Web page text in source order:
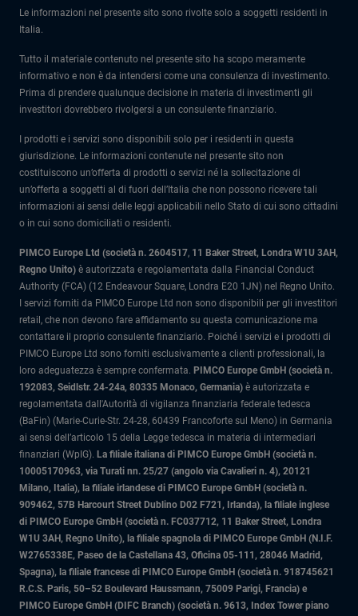
Le informazioni nel presente sito sono rivolte solo a soggetti residenti in
Italia.
Tutto il materiale contenuto nel presente sito ha scopo meramente
informativo e non è da intendersi come una consulenza di investimento.
Prima di prendere qualunque decisione in materia di investimenti gli
investitori dovrebbero rivolgersi a un consulente finanziario.
I prodotti e i servizi sono disponibili solo per i residenti in questa
giurisdizione. Le informazioni contenute nel presente sito non
costituiscono un’offerta di prodotti o servizi né la sollecitazione di
un’offerta a soggetti al di fuori dell’Italia che non possono ricevere tali
informazioni ai sensi delle leggi applicabili nello Stato di cui sono cittadini
o in cui sono domiciliati o residenti.
PIMCO Europe Ltd (società n. 2604517, 11 Baker Street, Londra W1U 3AH,
Regno Unito) è autorizzata e regolamentata dalla Financial Conduct
Authority (FCA) (12 Endeavour Square, Londra E20 1JN) nel Regno Unito.
I servizi forniti da PIMCO Europe Ltd non sono disponibili per gli investitori
retail, che non devono fare affidamento su questa comunicazione ma
contattare il proprio consulente finanziario. Poiché i servizi e i prodotti di
PIMCO Europe Ltd sono forniti esclusivamente a clienti professionali, la
loro adeguatezza è sempre confermata. PIMCO Europe GmbH (società n.
192083, Seidlstr. 24-24a, 80335 Monaco, Germania) è autorizzata e
regolamentata dall'Autorità di vigilanza finanziaria federale tedesca
(BaFin) (Marie-Curie-Str. 24-28, 60439 Francoforte sul Meno) in Germania
ai sensi dell’articolo 15 della Legge tedesca in materia di intermediari
finanziari (WpIG). La filiale italiana di PIMCO Europe GmbH (società n.
10005170963, via Turati nn. 25/27 (angolo via Cavalieri n. 4), 20121
Milano, Italia), la filiale irlandese di PIMCO Europe GmbH (società n.
909462, 57B Harcourt Street Dublino D02 F721, Irlanda), la filiale inglese
di PIMCO Europe GmbH (società n. FC037712, 11 Baker Street, Londra
W1U 3AH, Regno Unito), la filiale spagnola di PIMCO Europe GmbH (N.I.F.
W2765338E, Paseo de la Castellana 43, Oficina 05-111, 28046 Madrid,
Spagna), la filiale francese di PIMCO Europe GmbH (società n. 918745621
R.C.S. Paris, 50–52 Boulevard Haussmann, 75009 Parigi, Francia) e
PIMCO Europe GmbH (DIFC Branch) (società n. 9613, Index Tower piano